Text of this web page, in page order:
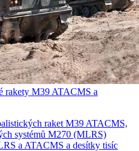
rakety M39 ATACMS a
raket M39 ATACMS,
systémů M270 (MLRS)
a ATACMS a desítky tisíc